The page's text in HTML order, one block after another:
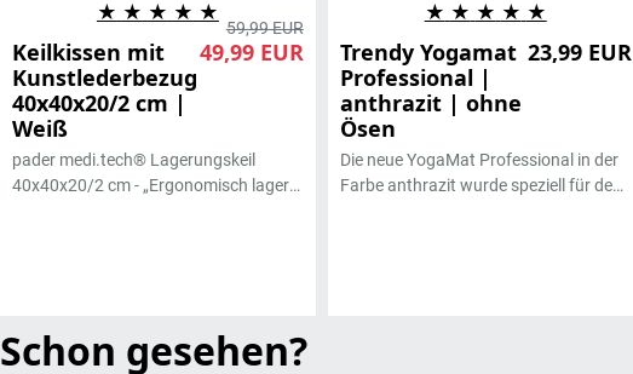
★ ★ ★ ★ ★
Keilkissen mit
Kunstlederbezug
40x40x20/2 cm |
Weiß
59,99 EUR
49,99 EUR
pader medi.tech® Lagerungskeil
40x40x20/2 cm - „Ergonomisch lagern
Jahren wird jedes Keilkissen in unserer
hauseigenen Näherei sorgfältig
★ ★ ★ ★ ★
Trendy Yogamat
Professional |
anthrazit | ohne
Ösen
23,99 EUR
Die neue YogaMat Professional in der
Farbe anthrazit wurde speziell für den
Schon gesehen?